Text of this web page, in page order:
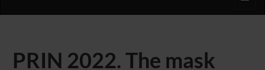
PRIN 2022. The mask